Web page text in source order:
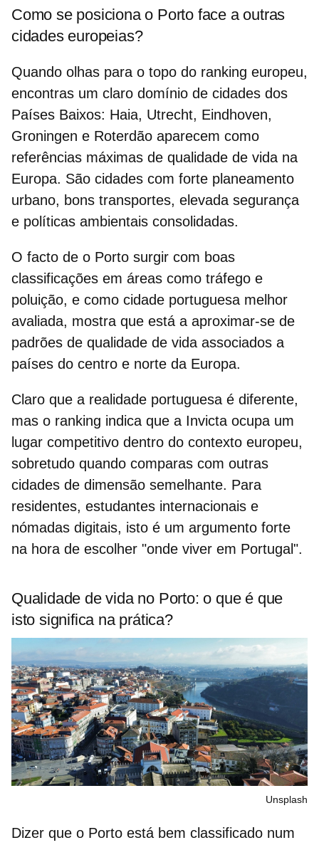
Como se posiciona o Porto face a outras
cidades europeias?
Quando olhas para o topo do ranking europeu,
encontras um claro domínio de cidades dos
Países Baixos: Haia, Utrecht, Eindhoven,
Groningen e Roterdão aparecem como
referências máximas de qualidade de vida na
Europa. São cidades com forte planeamento
urbano, bons transportes, elevada segurança
e políticas ambientais consolidadas.
O facto de o Porto surgir com boas
classificações em áreas como tráfego e
poluição, e como cidade portuguesa melhor
avaliada, mostra que está a aproximar-se de
padrões de qualidade de vida associados a
países do centro e norte da Europa.
Claro que a realidade portuguesa é diferente,
mas o ranking indica que a Invicta ocupa um
lugar competitivo dentro do contexto europeu,
sobretudo quando comparas com outras
cidades de dimensão semelhante. Para
residentes, estudantes internacionais e
nómadas digitais, isto é um argumento forte
na hora de escolher "onde viver em Portugal".
Qualidade de vida no Porto: o que é que
isto significa na prática?
Unsplash
Dizer que o Porto está bem classificado num